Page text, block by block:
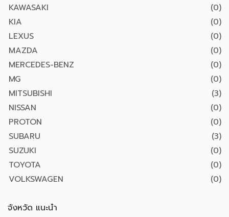
KAWASAKI
(0)
KIA
(0)
LEXUS
(0)
MAZDA
(0)
MERCEDES-BENZ
(0)
MG
(0)
MITSUBISHI
(3)
NISSAN
(0)
PROTON
(0)
SUBARU
(3)
SUZUKI
(0)
TOYOTA
(0)
VOLKSWAGEN
(0)
จังหวัด แนะนำ